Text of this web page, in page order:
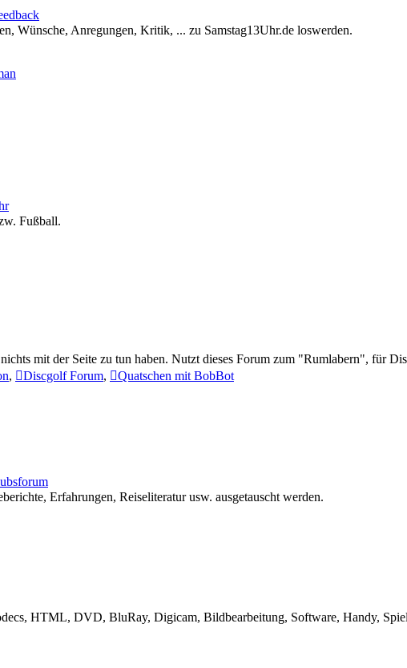
Wünsche, Anregungen, Kritik, ... zu Samstag13Uhr.de loswerden.
Fußball.
mit der Seite zu tun haben. Nutzt dieses Forum zum "Rumlabern", für
, Discgolf Forum,
Quatschen mit BobBot
Erfahrungen, Reiseliteratur usw. ausgetauscht werden.
HTML, DVD, BluRay, Digicam, Bildbearbeitung, Software, Handy,